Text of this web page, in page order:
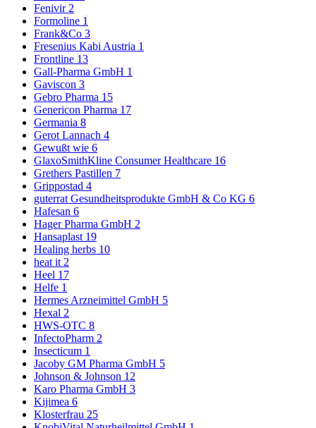
Fenivir2
Formoline 1
Frank&Co 3
Fresenius Kabi Austria 1
Frontline 13
Gall-Pharma GmbH 1
Gaviscon 3
Gebro Pharma 15
Genericon Pharma 17
Germania 8
Gerot Lannach 4
Gewußt wie 6
GlaxoSmithKline Consumer Healthcare 16
Grethers Pastillen 7
Grippostad 4
guterrat Gesundheitsprodukte GmbH & Co KG 6
Hafesan 6
Hager Pharma GmbH 2
Hansaplast 19
Healing herbs 10
heat it2
Heel 17
Helfe 1
Hermes Arzneimittel GmbH 5
Hexal 2
HWS-OTC 8
InfectoPharm 2
Insecticum 1
Jacoby GM Pharma GmbH 5
Johnson & Johnson 12
Karo Pharma GmbH 3
Kijimea 6
Klosterfrau 25